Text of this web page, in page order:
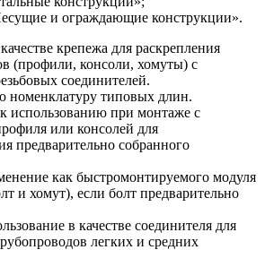
и ограждающие конструкции».
крепежа для раскрепления
(профили, консоли, хомуты) с
соединителей.
номенклатуру типовых длин.
использованию при монтаже с
или консолей для
предварительно собранного
как быстромонтируемого модуля
и хомут), если болт предварительно
в качестве соединителя для
легких и средних